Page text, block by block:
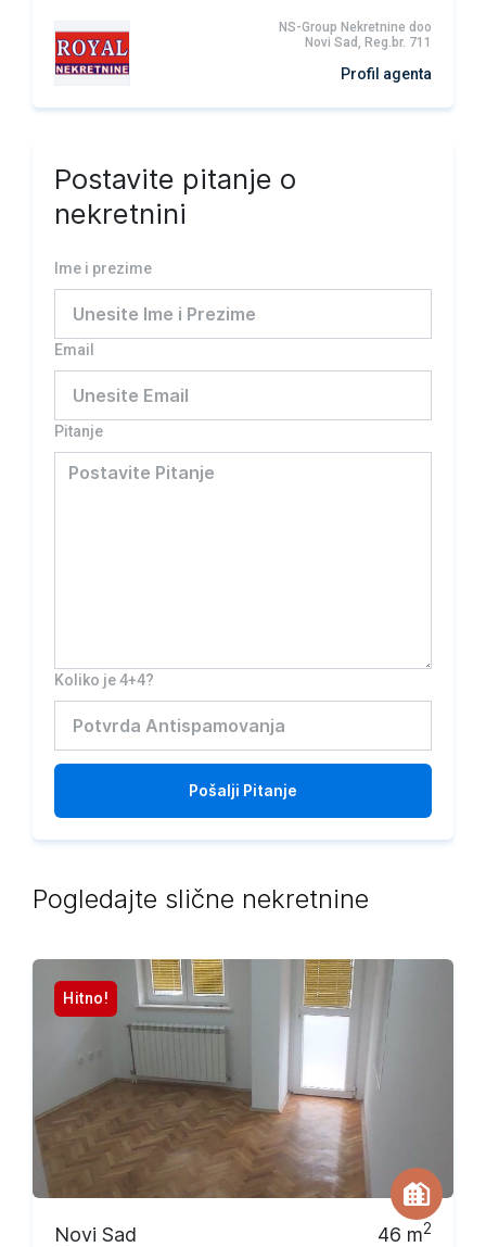
NS-Group Nekretnine doo
Novi Sad, Reg.br. 711
Profil agenta
Postavite pitanje o
nekretnini
Ime i prezime
Email
Pitanje
Koliko je 4+4?
Pošalji Pitanje
Pogledajte slične nekretnine
Hitno!
Novi Sad 46 m2